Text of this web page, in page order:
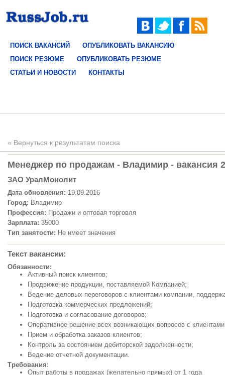
ПОИСК ВАКАНСИЙ
ОПУБЛИКОВАТЬ ВАКАНСИЮ
ПОИСК РЕЗЮМЕ
ОПУБЛИКОВАТЬ РЕЗЮМЕ
СТАТЬИ И НОВОСТИ
КОНТАКТЫ
« Вернуться к результатам поиска
Менеджер по продажам - Владимир - вакансия
ЗАО УралМонолит
Дата обновления: 19.09.2016
Город: Владимир
Профессия: Продажи и оптовая торговля
Зарплата: 35000
Тип занятости: Не имеет значения
Текст вакансии:
Обязанности:
Активный поиск клиентов;
Продвижение продукции, поставляемой Компанией;
Ведение деловых переговоров с клиентами компании,
Подготовка коммерческих предложений;
Подготовка и согласование договоров;
Оперативное решение всех возникающих вопросов с
Прием и обработка заказов клиентов;
Контроль за состоянием дебиторской задолженности;
Ведение отчетной документации.
Требования:
Опыт работы в продажах (желательно прямых) от 1 года